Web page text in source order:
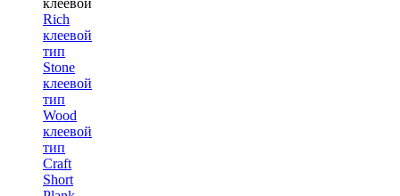
клеевой
Rich
клеевой
тип
Stone
клеевой
тип
Wood
клеевой
тип
Craft
Short